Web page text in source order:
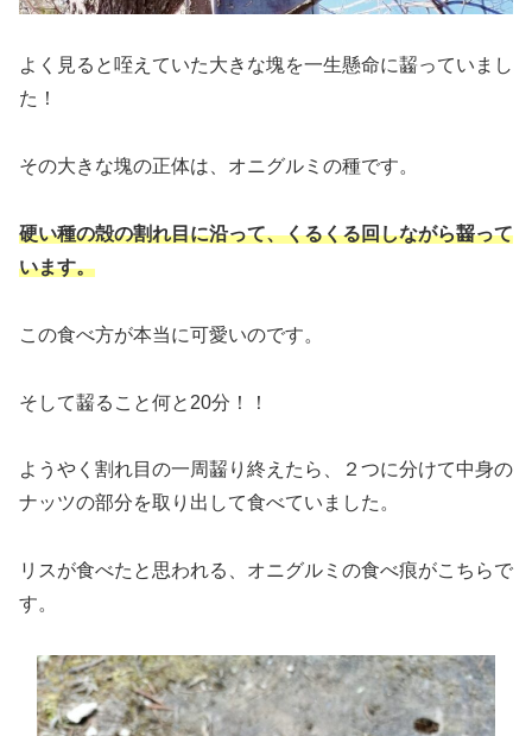
よく見ると咥えていた大きな塊を一生懸命に齧っていまし
た！
その大きな塊の正体は、オニグルミの種です。
硬い種の殻の割れ目に沿って、くるくる回しながら齧って
います。
この食べ方が本当に可愛いのです。
そして齧ること何と20分！！
ようやく割れ目の一周齧り終えたら、２つに分けて中身の
ナッツの部分を取り出して食べていました。
リスが食べたと思われる、オニグルミの食べ痕がこちらで
す。